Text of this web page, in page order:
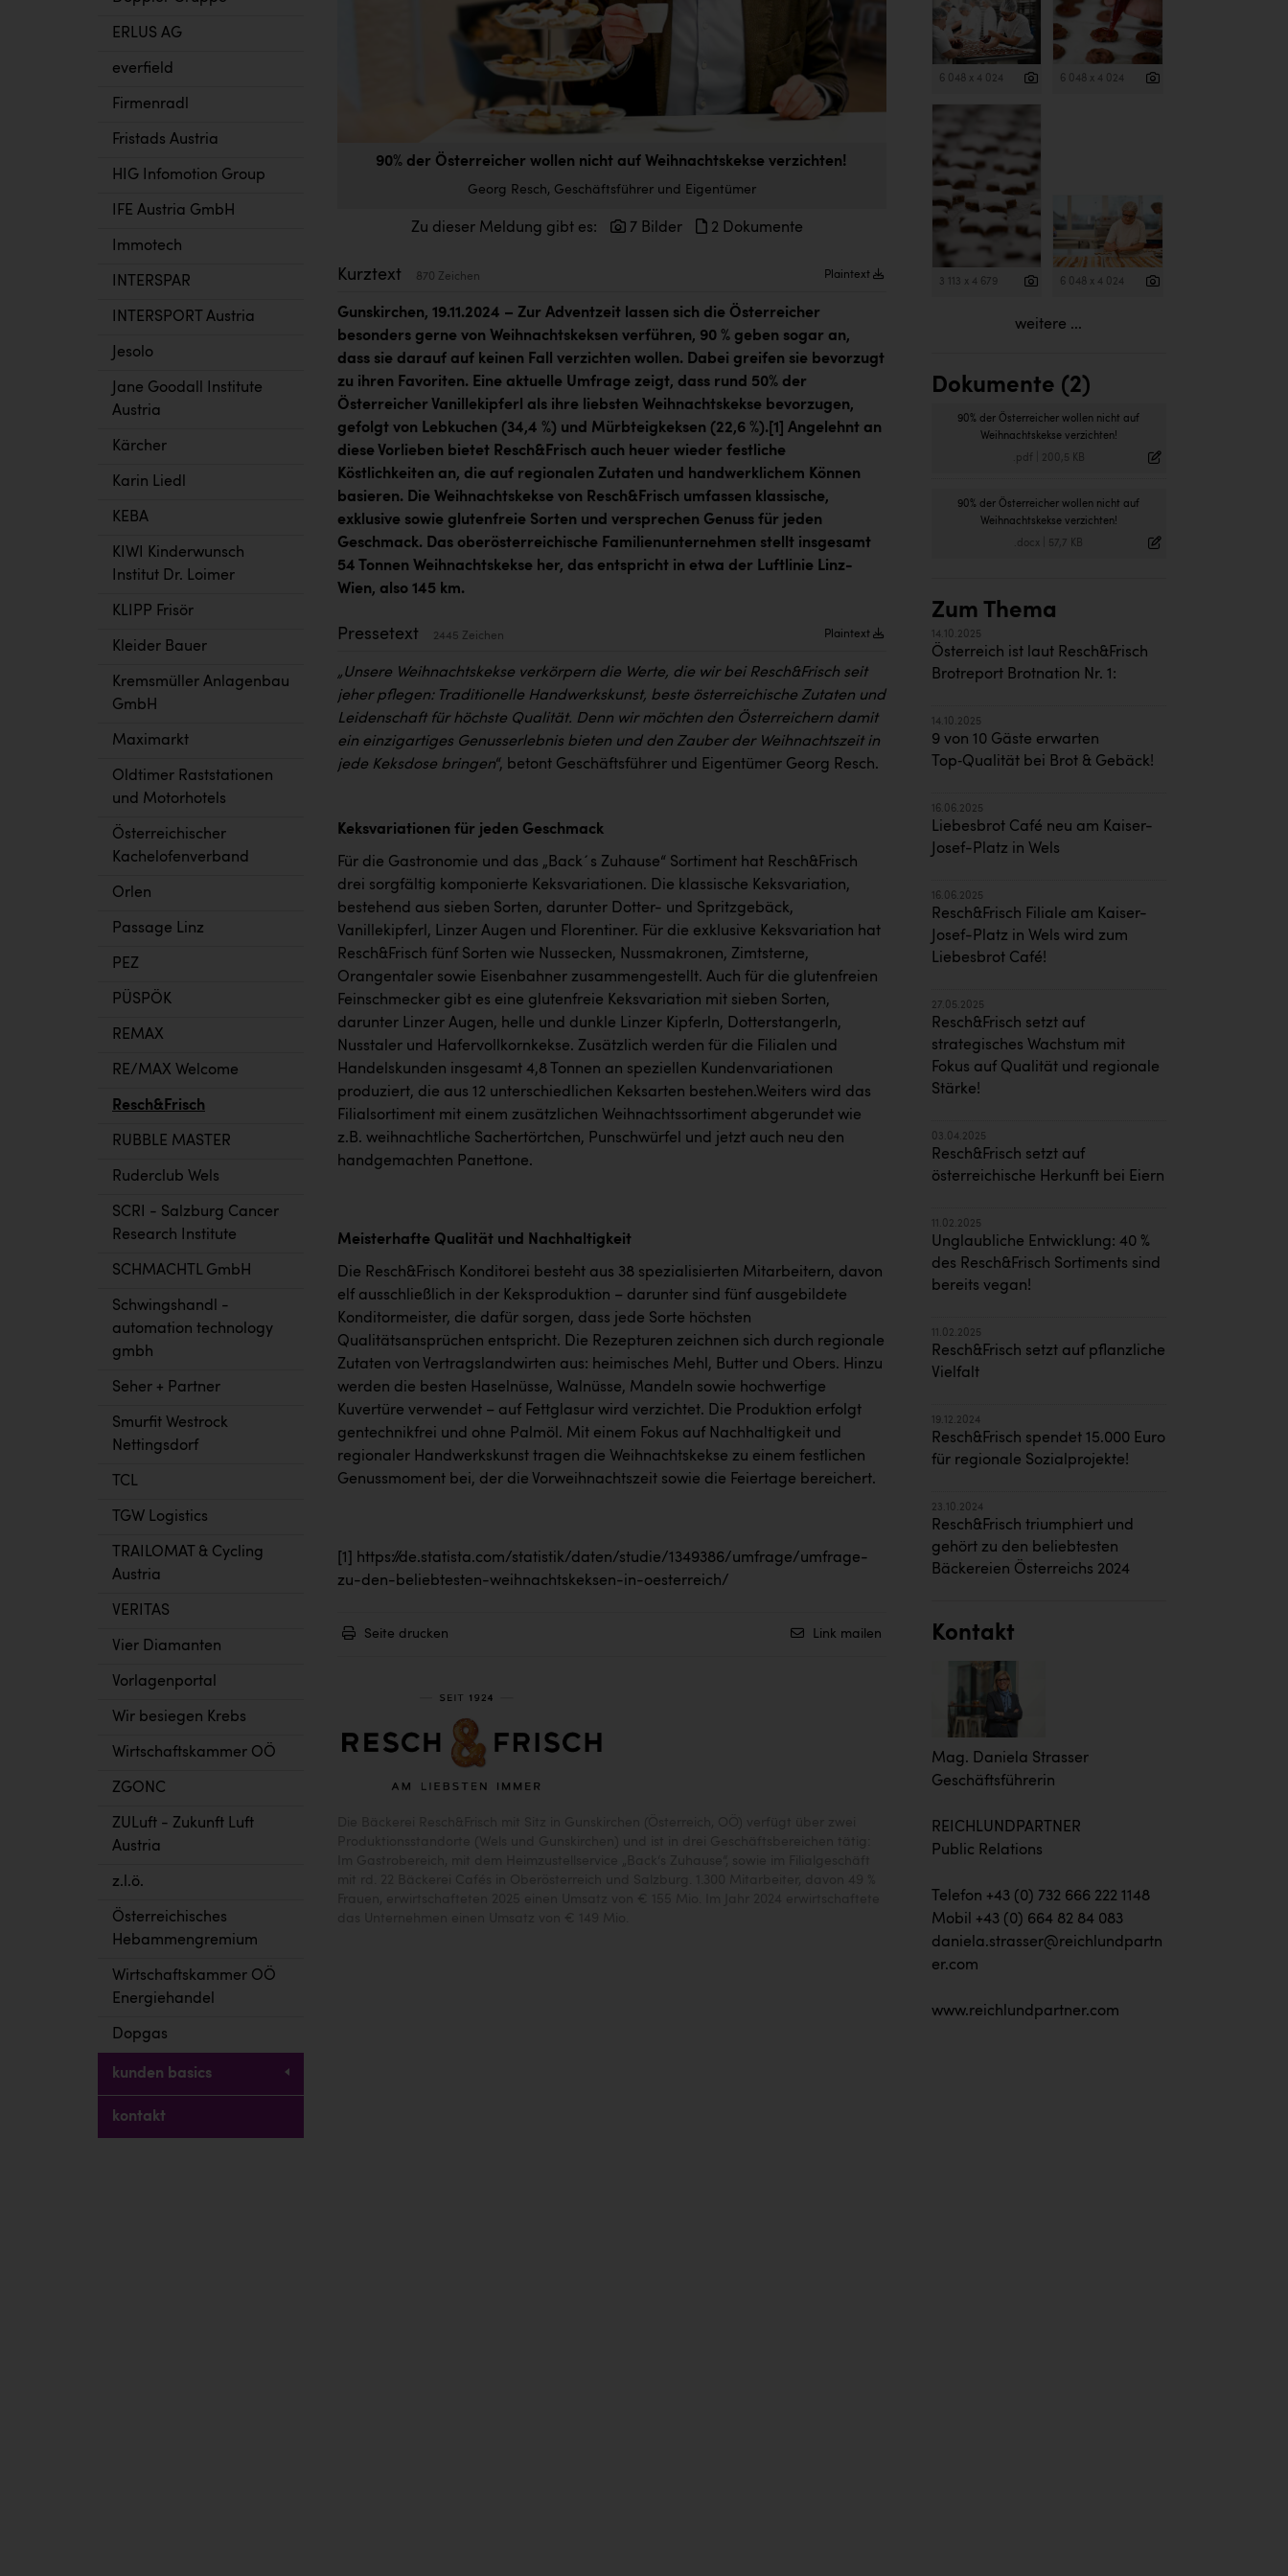
ERLUS AG
everfield
Firmenradl
Fristads Austria
HIG Infomotion Group
IFE Austria GmbH
Immotech
INTERSPAR
INTERSPORT Austria
Jesolo
Jane Goodall Institute
Austria
Kärcher
Karin Liedl
KEBA
KIWI Kinderwunsch
Institut Dr. Loimer
KLIPP Frisör
Kleider Bauer
Kremsmüller Anlagenbau
GmbH
Maximarkt
Oldtimer Raststationen
und Motorhotels
Österreichischer
Kachelofenverband
Orlen
Passage Linz
PEZ
PÜSPÖK
REMAX
RE/MAX Welcome
Resch&Frisch
RUBBLE MASTER
Ruderclub Wels
SCRI - Salzburg Cancer
Research Institute
SCHMACHTL GmbH
Schwingshandl -
automation technology
gmbh
Seher + Partner
Smurfit Westrock
Nettingsdorf
TCL
TGW Logistics
TRAILOMAT & Cycling
Austria
VERITAS
Vier Diamanten
Vorlagenportal
Wir besiegen Krebs
Wirtschaftskammer OÖ
ZGONC
ZULuft - Zukunft Luft
Austria
z.l.ö.
Österreichisches
Hebammengremium
Wirtschaftskammer OÖ
Energiehandel
Dopgas
kunden basics
kontakt
90% der Österreicher wollen nicht auf Weihnachtskekse verzichten!
Georg Resch, Geschäftsführer und Eigentümer
Zu dieser Meldung gibt es: 7 Bilder 2 Dokumente
Kurztext 870 Zeichen Plaintext
Gunskirchen, 19.11.2024 – Zur Adventzeit lassen sich die Österreicher
besonders gerne von Weihnachtskeksen verführen, 90 % geben sogar an,
dass sie darauf auf keinen Fall verzichten wollen. Dabei greifen sie bevorzugt
zu ihren Favoriten. Eine aktuelle Umfrage zeigt, dass rund 50% der
Österreicher Vanillekipferl als ihre liebsten Weihnachtskekse bevorzugen,
gefolgt von Lebkuchen (34,4 %) und Mürbteigkeksen (22,6 %). [1]
Angelehnt an
diese Vorlieben bietet Resch&Frisch auch heuer wieder festliche
Köstlichkeiten an, die auf regionalen Zutaten und handwerklichem Können
basieren. Die Weihnachtskekse von Resch&Frisch umfassen klassische,
exklusive sowie glutenfreie Sorten und versprechen Genuss für jeden
Geschmack. Das oberösterreichische Familienunternehmen stellt insgesamt
54 Tonnen Weihnachtskekse her, das entspricht in etwa der Luftlinie Linz-
Wien, also 145 km.
Pressetext 2445 Zeichen Plaintext
„Unsere Weihnachtskekse verkörpern die Werte, die wir bei Resch&Frisch seit
jeher pflegen: Traditionelle Handwerkskunst, beste österreichische Zutaten und
Leidenschaft für höchste Qualität. Denn wir möchten den Österreichern damit
ein einzigartiges Genusserlebnis bieten und den Zauber der Weihnachtszeit in
jede Keksdose bringen“, betont Geschäftsführer und Eigentümer Georg Resch.
Keksvariationen für jeden Geschmack
Für die Gastronomie und das „Back´s Zuhause“ Sortiment hat Resch&Frisch
drei sorgfältig komponierte Keksvariationen. Die klassische Keksvariation,
bestehend aus sieben Sorten, darunter Dotter- und Spritzgebäck,
Vanillekipferl, Linzer Augen und Florentiner. Für die exklusive Keksvariation hat
Resch&Frisch fünf Sorten wie Nussecken, Nussmakronen, Zimtsterne,
Orangentaler sowie Eisenbahner zusammengestellt. Auch für die glutenfreien
Feinschmecker gibt es eine glutenfreie Keksvariation mit sieben Sorten,
darunter Linzer Augen, helle und dunkle Linzer Kipferln, Dotterstangerln,
Nusstaler und Hafervollkornkekse. Zusätzlich werden für die Filialen und
Handelskunden insgesamt 4,8 Tonnen an speziellen Kundenvariationen
produziert, die aus 12 unterschiedlichen Keksarten bestehen.Weiters wird das
Filialsortiment mit einem zusätzlichen Weihnachtssortiment abgerundet wie
z.B. weihnachtliche Sachertörtchen, Punschwürfel und jetzt auch neu den
handgemachten Panettone.
Meisterhafte Qualität und Nachhaltigkeit
Die Resch&Frisch Konditorei besteht aus 38 spezialisierten Mitarbeitern, davon
elf ausschließlich in der Keksproduktion – darunter sind fünf ausgebildete
Konditormeister, die dafür sorgen, dass jede Sorte höchsten
Qualitätsansprüchen entspricht. Die Rezepturen zeichnen sich durch regionale
Zutaten von Vertragslandwirten aus: heimisches Mehl, Butter und Obers. Hinzu
werden die besten Haselnüsse, Walnüsse, Mandeln sowie hochwertige
Kuvertüre verwendet – auf Fettglasur wird verzichtet. Die Produktion erfolgt
gentechnikfrei und ohne Palmöl. Mit einem Fokus auf Nachhaltigkeit und
regionaler Handwerkskunst tragen die Weihnachtskekse zu einem festlichen
Genussmoment bei, der die Vorweihnachtszeit sowie die Feiertage bereichert.
[1]
https://de.statista.com/statistik/daten/studie/1349386/umfrage/umfrage-
zu-den-beliebtesten-weihnachtskeksen-in-oesterreich/
Seite drucken Link mailen
6 048 x 4 024 6 048 x 4 024
3 113 x 4 679 6 048 x 4 024
weitere ...
Dokumente (2)
90% der Österreicher wollen nicht auf
Weihnachtskekse verzichten!
.pdf 200,5 KB
90% der Österreicher wollen nicht auf
Weihnachtskekse verzichten!
.docx 57,7 KB
Zum Thema
14.10.2025
Österreich ist laut Resch&Frisch
Brotreport Brotnation Nr. 1:
14.10.2025
9 von 10 Gäste erwarten
Top‑Qualität bei Brot & Gebäck!
16.06.2025
Liebesbrot Café neu am Kaiser-
Josef-Platz in Wels
16.06.2025
Resch&Frisch Filiale am Kaiser-
Josef-Platz in Wels wird zum
Liebesbrot Café!
27.05.2025
Resch&Frisch setzt auf
strategisches Wachstum mit
Fokus auf Qualität und regionale
Stärke!
03.04.2025
Resch&Frisch setzt auf
österreichische Herkunft bei Eiern
11.02.2025
Unglaubliche Entwicklung: 40 %
des Resch&Frisch Sortiments sind
bereits vegan!
11.02.2025
Resch&Frisch setzt auf pflanzliche
Vielfalt
19.12.2024
Resch&Frisch spendet 15.000 Euro
für regionale Sozialprojekte!
23.10.2024
Resch&Frisch triumphiert und
gehört zu den beliebtesten
Bäckereien Österreichs 2024
Kontakt
Mag. Daniela Strasser
Geschäftsführerin
REICHLUNDPARTNER
Public Relations
Telefon +43 (0) 732 666 222 1148
Mobil +43 (0) 664 82 84 083
daniela.strasser@reichlundpartn
er.com
www.reichlundpartner.com